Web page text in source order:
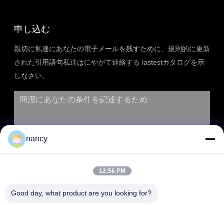
申し込む
親切に私達にあなたの電子メールを残すために、規則的に更新
された引用語句私達はにやがて連絡する lastestカタログを示
しなさい。
送信
nancy
12:56 PM
Good day, what product are you looking for?